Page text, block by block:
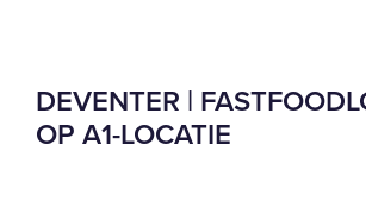
DEVENTER |
OP A1-LOCATIE